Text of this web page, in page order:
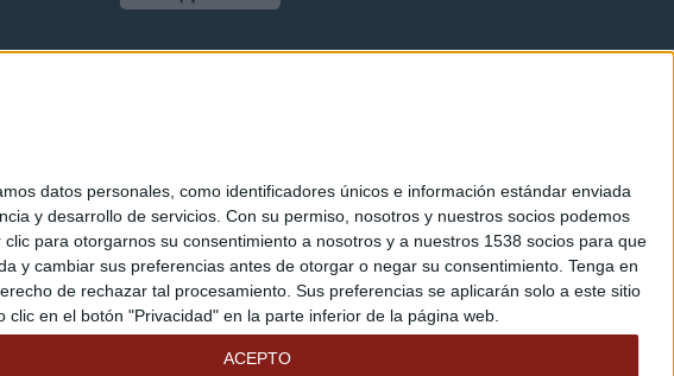
datos personales, como identificadores únicos e información estándar enviada
y desarrollo de servicios. Con su permiso, nosotros y nuestros socios podemos
para otorgarnos su consentimiento a nosotros y a nuestros 1538 socios para que
y cambiar sus preferencias antes de otorgar o negar su consentimiento. Tenga en
de rechazar tal procesamiento. Sus preferencias se aplicarán solo a este sitio
en el botón "Privacidad" en la parte inferior de la página web.
ACEPTO